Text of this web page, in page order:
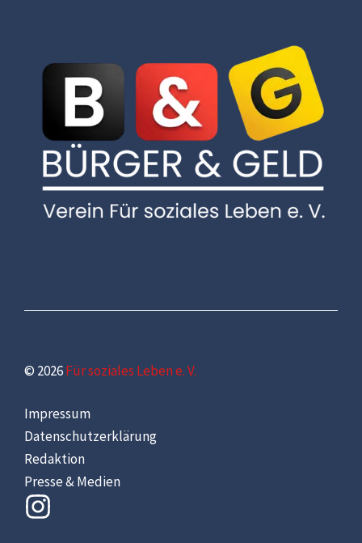
© 2026Für soziales Leben e. V.
Impressum
Datenschutzerklärung
Redaktion
Presse & Medien